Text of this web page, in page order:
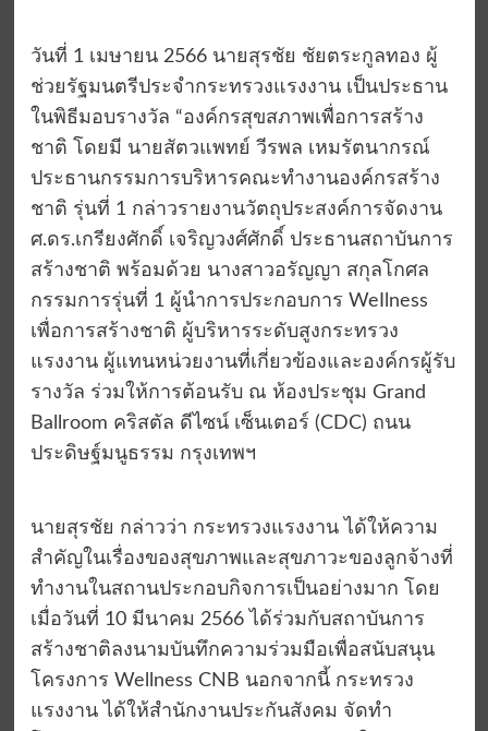
วันที่ 1 เมษายน 2566 นายสุรชัย ชัยตระกูลทอง ผู้
ช่วยรัฐมนตรีประจำกระทรวงแรงงาน เป็นประธาน
ในพิธีมอบรางวัล “องค์กรสุขสภาพเพื่อการสร้าง
ชาติ โดยมี นายสัตวแพทย์ วีรพล เหมรัตนากรณ์
ประธานกรรมการบริหารคณะทำงานองค์กรสร้าง
ชาติ รุ่นที่ 1 กล่าวรายงานวัตถุประสงค์การจัดงาน
ศ.ดร.เกรียงศักดิ์ เจริญวงศ์ศักดิ์ ประธานสถาบันการ
สร้างชาติ พร้อมด้วย นางสาวอรัญญา สกุลโกศล
กรรมการรุ่นที่ 1 ผู้นำการประกอบการ WeIlness
เพื่อการสร้างชาติ ผู้บริหารระดับสูงกระทรวง
แรงงาน ผู้แทนหน่วยงานที่เกี่ยวข้องและองค์กรผู้รับ
รางวัล ร่วมให้การต้อนรับ ณ ห้องประชุม Grand
Ballroom คริสตัล ดีไซน์ เซ็นเตอร์ (CDC) ถนน
ประดิษฐ์มนูธรรม กรุงเทพฯ
นายสุรชัย กล่าวว่า กระทรวงแรงงาน ได้ให้ความ
สำคัญในเรื่องของสุขภาพและสุขภาวะของลูกจ้างที่
ทำงานในสถานประกอบกิจการเป็นอย่างมาก โดย
เมื่อวันที่ 10 มีนาคม 2566 ได้ร่วมกับสถาบันการ
สร้างชาติลงนามบันทึกความร่วมมือเพื่อสนับสนุน
โครงการ Wellness CNB นอกจากนี้ กระทรวง
แรงงาน ได้ให้สำนักงานประกันสังคม จัดทำ